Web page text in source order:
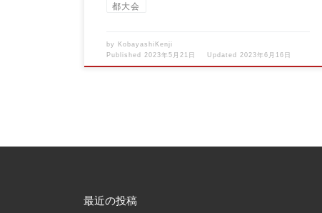
都大会
by KobayashiKenji
Published2023年5月21日 Updated2023年6月16日
最近の投稿